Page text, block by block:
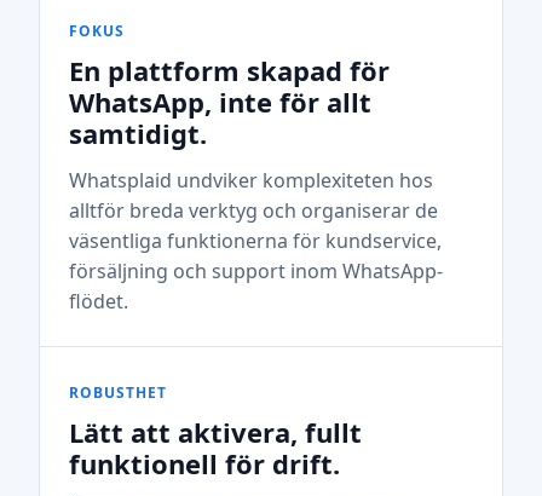
FOKUS
En plattform skapad för
WhatsApp, inte för allt
samtidigt.
Whatsplaid undviker komplexiteten hos
alltför breda verktyg och organiserar de
väsentliga funktionerna för kundservice,
försäljning och support inom WhatsApp-
flödet.
ROBUSTHET
Lätt att aktivera, fullt
funktionell för drift.